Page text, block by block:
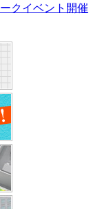
クイベント開催